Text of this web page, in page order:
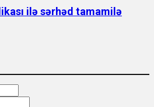
ilə sərhəd tamamilə